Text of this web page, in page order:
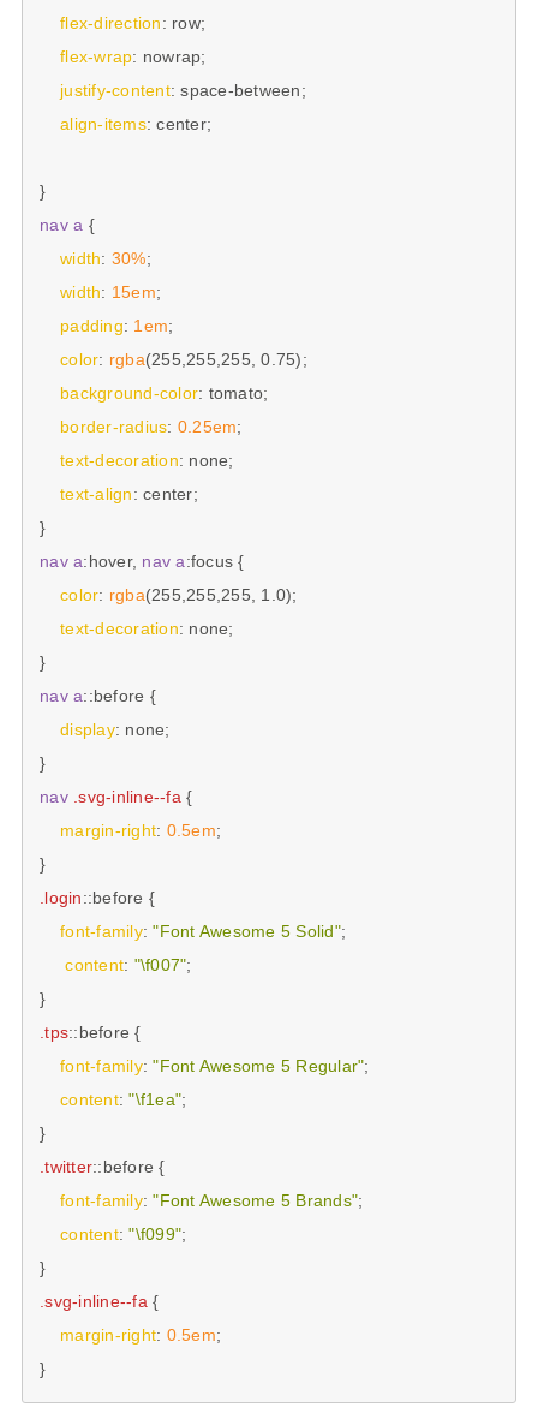
flex-direction: row;
flex-wrap: nowrap;
justify-content: space-between;
align-items: center;
nav a {
width: 30%;
width: 15em;
padding: 1em;
color: rgba(255,255,255, 0.75);
background-color: tomato;
border-radius: 0.25em;
text-decoration: none;
text-align: center;
nav a:hover, nav a:focus {
color: rgba(255,255,255, 1.0);
text-decoration: none;
nav a::before {
display: none;
nav .svg-inline--fa {
margin-right: 0.5em;
.login::before {
font-family: "Font Awesome 5 Solid";
content: "\f007";
.tps::before {
font-family: "Font Awesome 5 Regular";
content: "\f1ea";
.twitter::before {
font-family: "Font Awesome 5 Brands";
content: "\f099";
.svg-inline--fa {
margin-right: 0.5em;
}